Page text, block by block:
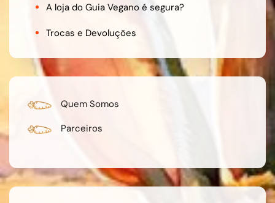
A loja do Guia Vegano é segura?
Trocas e Devoluções
Quem Somos
Parceiros